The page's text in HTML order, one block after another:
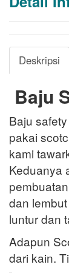
Deskripsi
Baju
Baju
pakai
kami
Keduanya
pembuatan
dan
luntur dan
Adapun
dari kain.